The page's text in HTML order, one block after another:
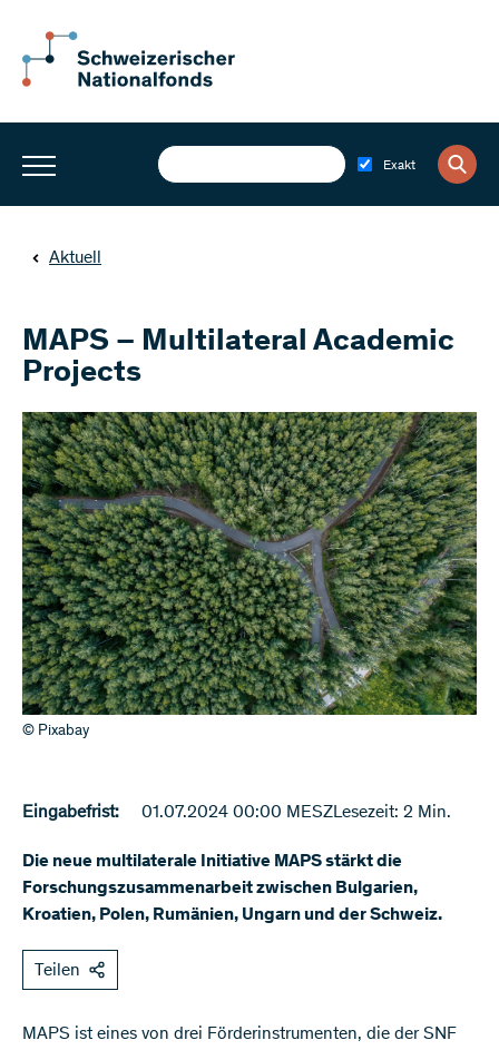
Exakt
Aktuell
MAPS – Multilateral Academic
Projects
© Pixabay
Eingabefrist: 01.07.2024 00:00 MESZLesezeit: 2 Min.
Die neue multilaterale Initiative MAPS stärkt die
Forschungszusammenarbeit zwischen Bulgarien,
Kroatien, Polen, Rumänien, Ungarn und der Schweiz.
Teilen
MAPS ist eines von drei Förderinstrumenten, die der SNF